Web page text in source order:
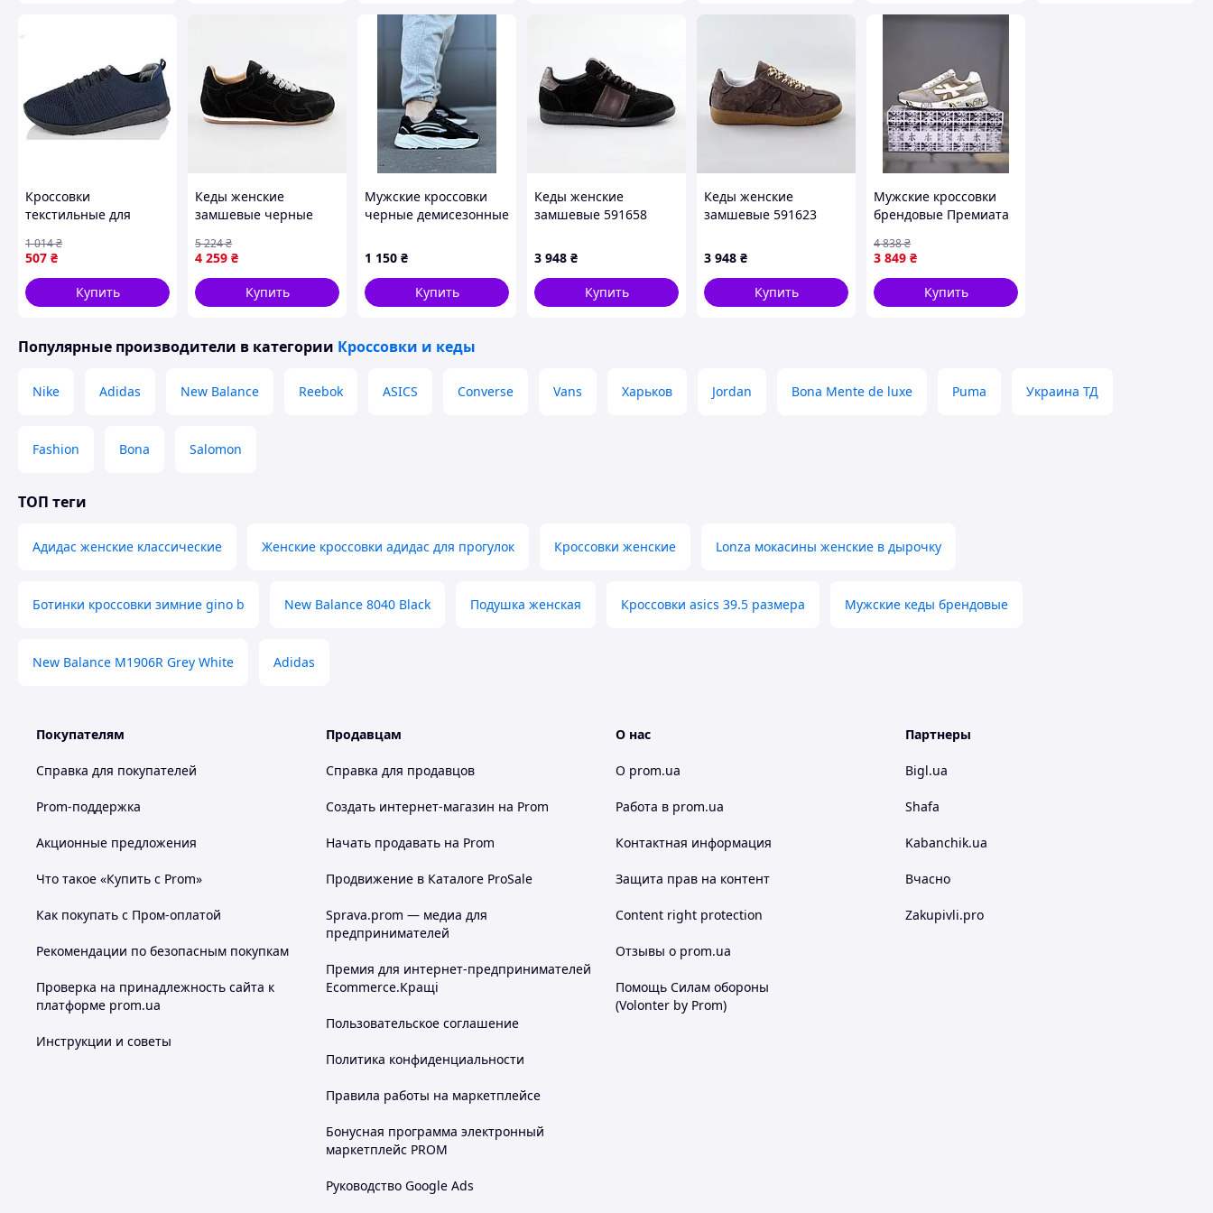
Кроссовки
текстильные для
и средней полнотой
для повседневной
носки синего цвета
507 ₴
1 014₴
Купить
Кеды женские
замшевые черные
жіночі замшеві чорні
класичні
4 259 ₴
5 224₴
Купить
Мужские кроссовки
черные демисезонные
1 150 ₴
Купить
Кеды женские
замшевые 591658
3 948 ₴
Купить
Кеды женские
замшевые 591623
3 948 ₴
Купить
Мужские кроссовки
брендовые Премиата
амортизацией
PREMIATA Seli Чоловічі
кросівки брендові
Преміата
3 849 ₴
4 838₴
Купить
Популярные производители в категории Кроссовки и кеды
Nike Adidas New Balance Reebok ASICS Converse Vans Харьков Jordan Bona Mente de luxe Puma Украина ТД
Fashion Bona Salomon
ТОП теги
Адидас женские классические Женские кроссовки адидас для прогулок Кроссовки женские Lonza мокасины женские в дырочку
Ботинки кроссовки зимние gino b New Balance 8040 Black Подушка женская Кроссовки asics 39.5 размера Мужские кеды брендовые
New Balance M1906R Grey White Adidas
Покупателям
Справка для покупателей
Prom-поддержка
Акционные предложения
Что такое «Купить с Prom»
Как покупать с Пром-оплатой
Рекомендации по безопасным покупкам
Проверка на принадлежность сайта к
платформе prom.ua
Инструкции и советы
Продавцам
Справка для продавцов
Создать интернет-магазин на Prom
Начать продавать на Prom
Продвижение в Каталоге ProSale
Sprava.prom — медиа для
предпринимателей
Премия для интернет-предпринимателей
Ecommerce.Кращі
Пользовательское соглашение
Политика конфиденциальности
Правила работы на маркетплейсе
Бонусная программа электронный
маркетплейс PROM
Руководство Google Ads
О нас
О prom.ua
Работа в prom.ua
Контактная информация
Защита прав на контент
Content right protection
Отзывы о prom.ua
Помощь Силам обороны
(Volonter by Prom)
Партнеры
Bigl.ua
Shafa
Kabanchik.ua
Вчасно
Zakupivli.pro